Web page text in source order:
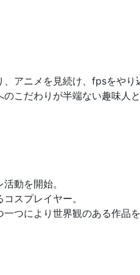
アニメを見続け、fpsをやり
こだわりが半端ない趣味人
動を開始。
スプレイヤー。
つにより世界観のある作品を